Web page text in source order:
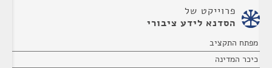
פרוייקט של
הסדנא לידע ציבורי
מפתח התקציב
כיכר המדינה